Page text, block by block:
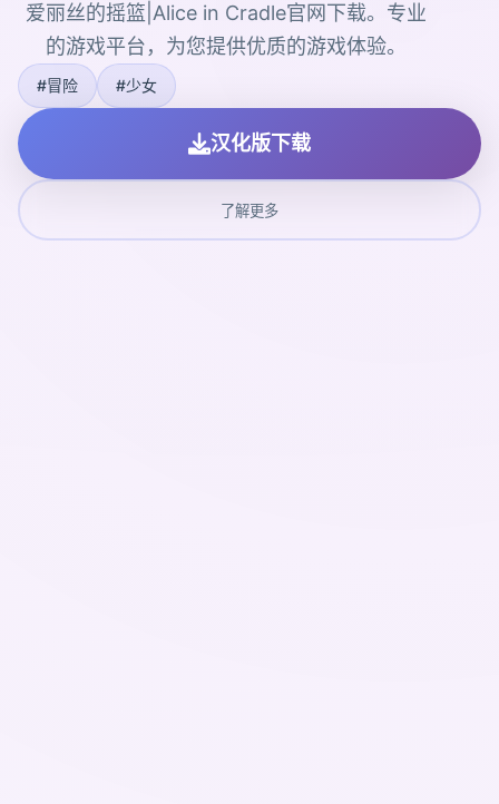
爱丽丝的摇篮|Alice in Cradle官网下载。专业
的游戏平台，为您提供优质的游戏体验。
#冒险 #少女
汉化版下载
了解更多